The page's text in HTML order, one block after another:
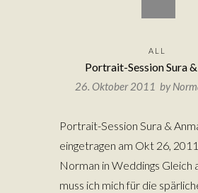
ALL
Portrait-Session Sura
26. Oktober 2011 by
Portrait-Session Sura &
eingetragen am Okt 26,
Norman in Weddings Gleich
muss ich mich für die